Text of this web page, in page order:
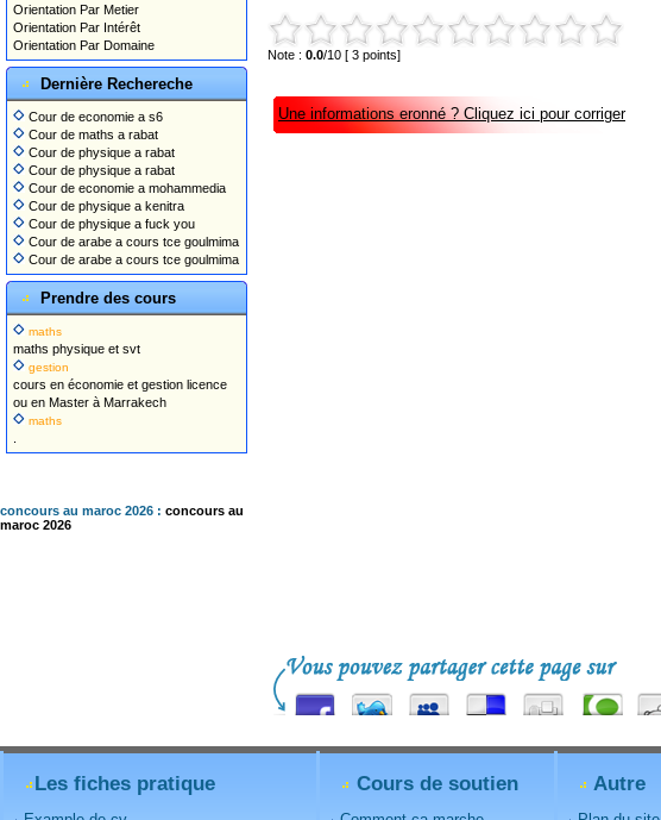
Orientation Par Metier
Orientation Par Intérêt
Orientation Par Domaine
Dernière Rechereche
Cour de economie a s6
Cour de maths a rabat
Cour de physique a rabat
Cour de physique a rabat
Cour de economie a mohammedia
Cour de physique a kenitra
Cour de physique a fuck you
Cour de arabe a cours tce goulmima
Cour de arabe a cours tce goulmima
Prendre des cours
maths
maths physique et svt
gestion
cours en économie et gestion licence
ou en Master à Marrakech
maths
concours au maroc 2026 : concours au
maroc 2026
Note : 0.0/10 [ 3 points]
Une informations eronné ? Cliquez ici pour corriger
Les fiches pratique Cours de soutien Autre